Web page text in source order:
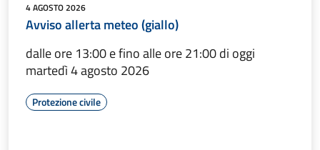
4 AGOSTO 2026
Avviso allerta meteo (giallo)
dalle ore 13:00 e fino alle ore 21:00 di oggi
martedì 4 agosto 2026
Protezione civile